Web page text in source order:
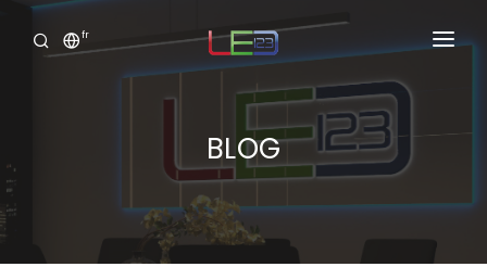
fr
BLOG